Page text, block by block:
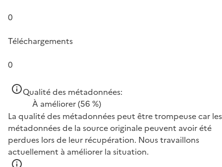
0
Téléchargements
0
Qualité des métadonnées:
À améliorer(56 %)
La qualité des métadonnées peut être trompeuse car les
métadonnées de la source originale peuvent avoir été
perdues lors de leur récupération. Nous travaillons
actuellement à améliorer la situation.